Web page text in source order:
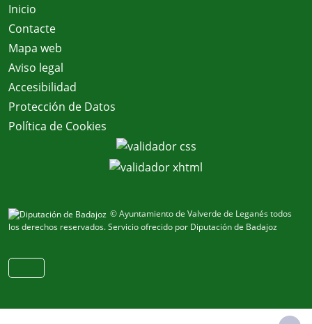
Inicio
Contacte
Mapa web
Aviso legal
Accesibilidad
Protección de Datos
Política de Cookies
© Ayuntamiento de Valverde de Leganés todos
los derechos reservados.Servicio ofrecido por Diputación de Badajoz